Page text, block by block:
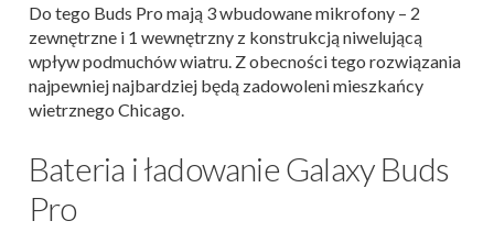
Do tego Buds Pro mają 3 wbudowane mikrofony – 2
zewnętrzne i 1 wewnętrzny z konstrukcją niwelującą
wpływ podmuchów wiatru. Z obecności tego rozwiązania
najpewniej najbardziej będą zadowoleni mieszkańcy
wietrznego Chicago.
Bateria i ładowanie Galaxy Buds
Pro